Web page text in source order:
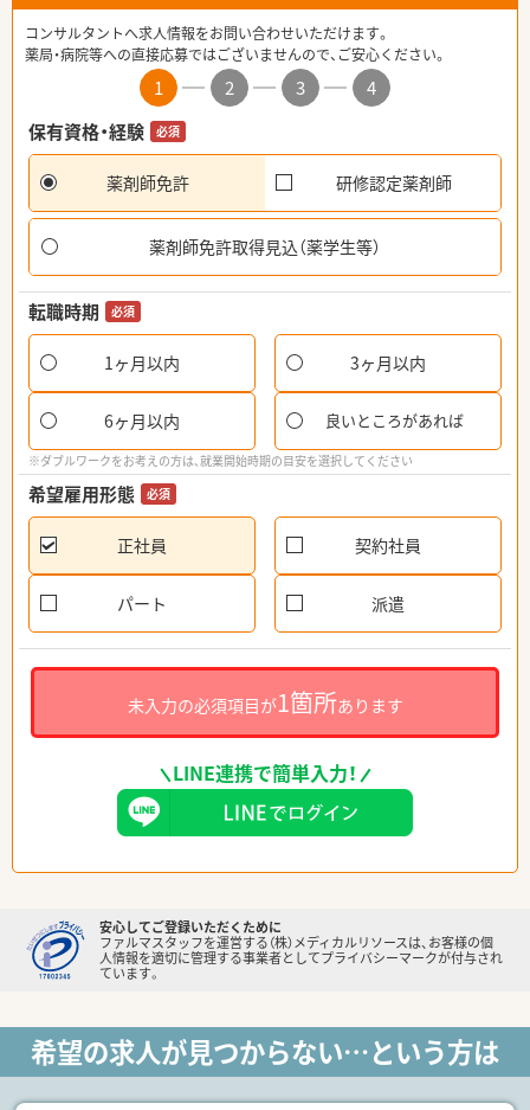
コンサルタントへ求人情報をお問い合わせいただけます。
薬局・病院等への直接応募ではございませんので、ご安心ください。
1 2 3
4
保有資格・経験
必須
薬剤師免許 研修認定薬剤師
薬剤師免許取得見込（薬学生等）
転職時期 必須
1ヶ月以内 3ヶ月以内
6ヶ月以内 良いところがあれば
※ダブルワークをお考えの方は、就業開始時期の目安を選択してください
希望雇用形態 必須
正社員 契約社員
パート 派遣
未入力の必須項目が1箇所あります
LINE連携で簡単入力！
安心してご登録いただくために
ファルマスタッフを運営する（株）メディカルリソースは、お客様の個
人情報を適切に管理する事業者としてプライバシーマークが付与され
ています。
希望の求人が見つからない…という方は